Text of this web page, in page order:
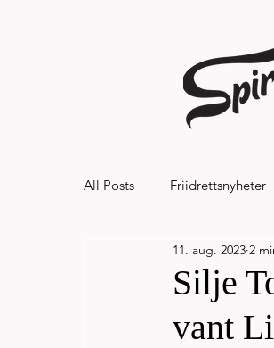
All Posts Friidrettsnyheter
Hålandsvannet
Silje
vant
11. aug. 2023 2